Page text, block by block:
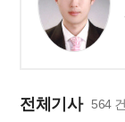
전체기사 564 건